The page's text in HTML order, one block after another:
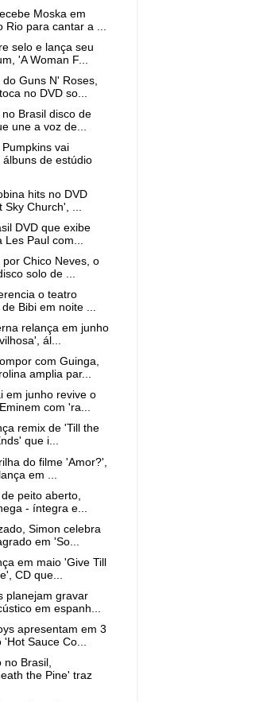
Moska em
Rio para cantar a ...
selo e lança seu
'A Woman F...
do Guns N' Roses,
no DVD so...
no Brasil disco de
une a voz de...
vai
álbuns de estúdio
hits no DVD
Sky Church', ...
DVD que exibe
Les Paul com...
por Chico Neves, o
solo de ...
o teatro
Bibi em noite ...
relança em junho
ál...
com Guinga,
amplia par...
em junho revive o
com 'ra...
remix de 'Till the
que i...
do filme 'Amor?',
em ...
peito aberto,
- íntegra e...
Simon celebra
em 'So...
em maio 'Give Till
CD que...
planejam gravar
em espanh...
apresentam em 3
'Hot Sauce Co...
no Brasil,
the Pine' traz